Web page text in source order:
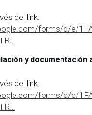
del link:
forms/d/e/
y documentación
del link:
forms/d/e/